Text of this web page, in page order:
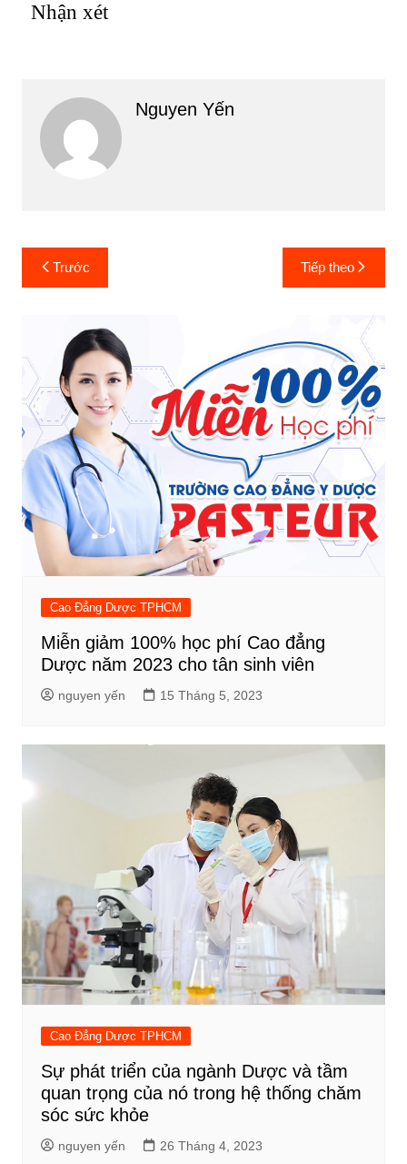
Nhận xét
Nguyen Yến
Điều
hướng
Trước Tiếp theo
Cao Đẳng Dược TPHCM
Miễn giảm 100% học phí Cao đẳng
Dược năm 2023 cho tân sinh viên
nguyen yến 15 Tháng 5, 2023
Cao Đẳng Dược TPHCM
Sự phát triển của ngành Dược và tầm
quan trọng của nó trong hệ thống chăm
sóc sức khỏe
nguyen yến 26 Tháng 4, 2023